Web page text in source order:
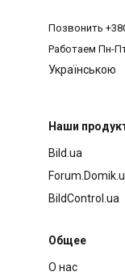
Позвонить
Работаем Пн-
Українською
Наши
Bild.ua
BildControl.ua
Общее
О нас